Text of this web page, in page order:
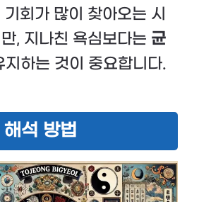
회가 많이 찾아오는 시
, 지나친 욕심보다는 균
지하는 것이 중요합니다.
석 방법